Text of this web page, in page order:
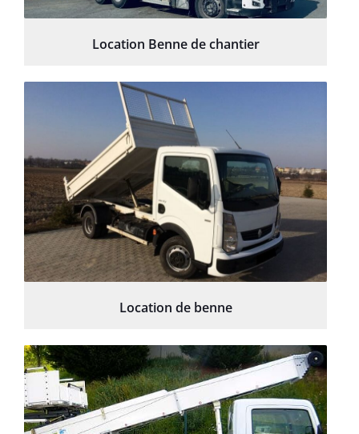
Location Benne de chantier
Location de benne